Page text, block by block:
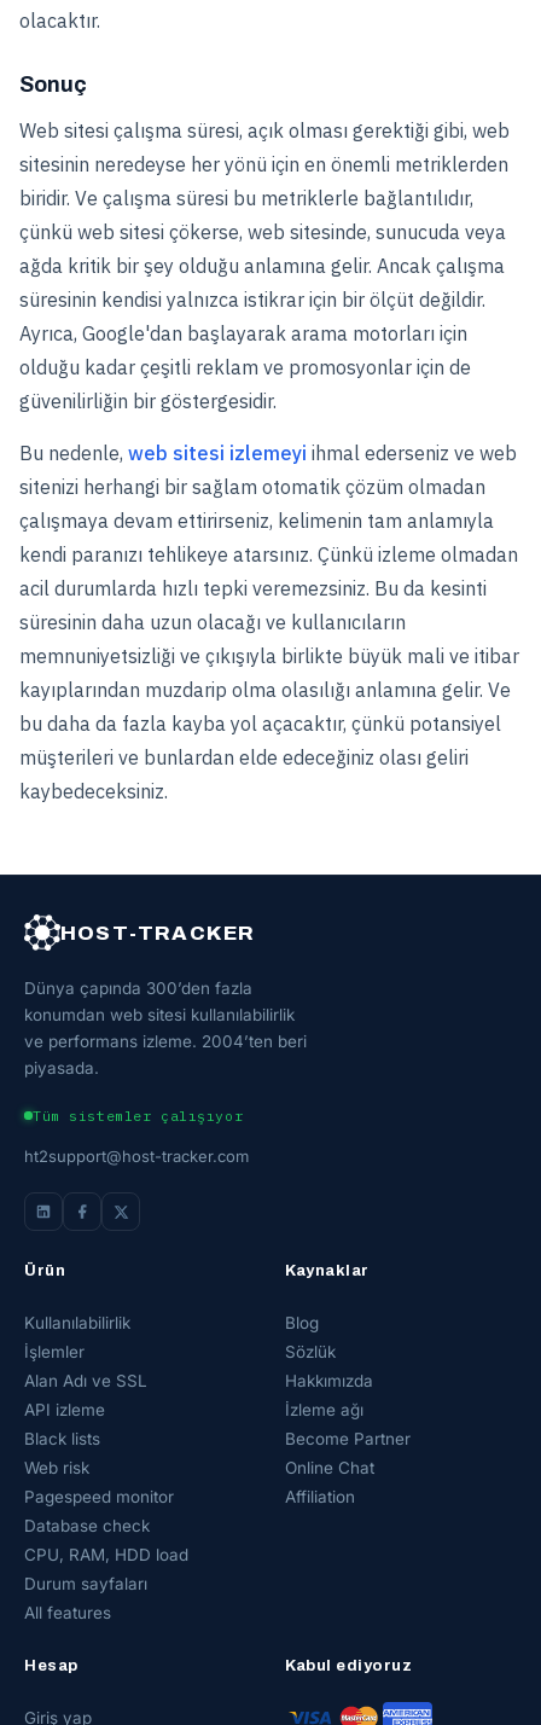
olacaktır.
Sonuç
Web sitesi çalışma süresi, açık olması gerektiği gibi, web
sitesinin neredeyse her yönü için en önemli metriklerden
biridir. Ve çalışma süresi bu metriklerle bağlantılıdır,
çünkü web sitesi çökerse, web sitesinde, sunucuda veya
ağda kritik bir şey olduğu anlamına gelir. Ancak çalışma
süresinin kendisi yalnızca istikrar için bir ölçüt değildir.
Ayrıca, Google'dan başlayarak arama motorları için
olduğu kadar çeşitli reklam ve promosyonlar için de
güvenilirliğin bir göstergesidir.
Bu nedenle, web sitesi izlemeyi ihmal ederseniz ve web
sitenizi herhangi bir sağlam otomatik çözüm olmadan
çalışmaya devam ettirirseniz, kelimenin tam anlamıyla
kendi paranızı tehlikeye atarsınız. Çünkü izleme olmadan
acil durumlarda hızlı tepki veremezsiniz. Bu da kesinti
süresinin daha uzun olacağı ve kullanıcıların
memnuniyetsizliği ve çıkışıyla birlikte büyük mali ve itibar
kayıplarından muzdarip olma olasılığı anlamına gelir. Ve
bu daha da fazla kayba yol açacaktır, çünkü potansiyel
müşterileri ve bunlardan elde edeceğiniz olası geliri
kaybedeceksiniz.
HOST-TRACKER
Dünya çapında 300’den fazla
konumdan web sitesi kullanılabilirlik
ve performans izleme. 2004’ten beri
piyasada.
Tüm sistemler çalışıyor
ht2support@host-tracker.com
Ürün
Kullanılabilirlik
İşlemler
Alan Adı ve SSL
API izleme
Black lists
Web risk
Pagespeed monitor
Database check
CPU, RAM, HDD load
Durum sayfaları
All features
Kaynaklar
Blog
Sözlük
Hakkımızda
İzleme ağı
Become Partner
Online Chat
Affiliation
Hesap
Giriş yap
Kabul ediyoruz